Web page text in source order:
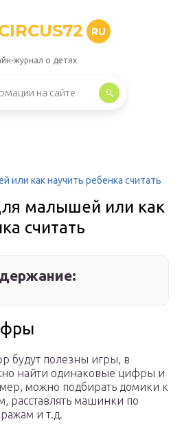
RU
журнал о детях
как научить ребенка считать
малышей или как
считать
будут полезны игры, в
найти одинаковые цифры и
можно подбирать домики к
расставлять машинки по
и т.д.